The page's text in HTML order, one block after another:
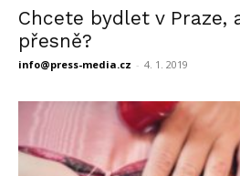
Chcete bydlet v Praze,
přesně?
info@press-media.cz - 4. 1. 2019